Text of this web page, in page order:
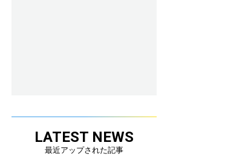
LATEST NEWS
最近アップされた記事